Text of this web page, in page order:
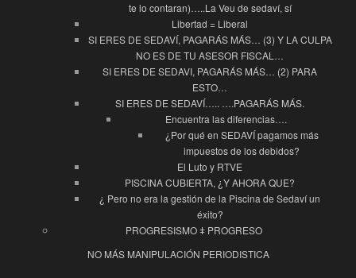
te lo contaran)…..La Veu de sedaví, sí
Libertad = Liberal
SI ERES DE SEDAVÍ, PAGARÁS MÁS… (3) Y LA CULPA
NO ES DE TU ASESOR FISCAL…
SI ERES DE SEDAVI, PAGARÁS MÁS… (2) PARA
ESTO…
SI ERES DE SEDAVÍ….. ….PAGARÁS MÁS.
Encuentra las diferencias….
¿Por qué en SEDAVÍ pagamos más
impuestos de los debidos?
El Luto y RTVE
PISCINA CUBIERTA, ¿Y AHORA QUE?
¿ Pero no era la gestión de la Piscina de Sedaví un
éxito?
PROGRESISMO ǂ PROGRESO
NO MÁS MANIPULACIÓN PERIODISTICA